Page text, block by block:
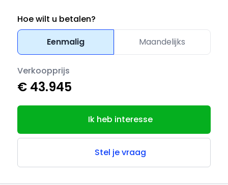
Hoe wilt u betalen?
Eenmalig
Maandelijks
Verkoopprijs
€ 43.945
Ik heb interesse
Stel je vraag